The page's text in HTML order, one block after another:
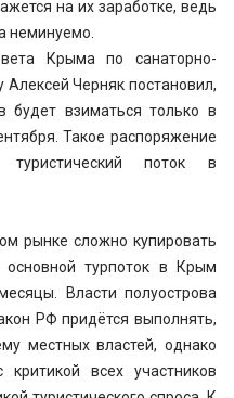
на их заработке, ведь
неминуемо.
Крыма по санаторно-
Алексей Черняк постановил,
будет взиматься только в
Такое распоряжение
поток в
рынке сложно купировать
турпоток в Крым
Власти полуострова
РФ придётся выполнять,
местных властей, однако
всех участников